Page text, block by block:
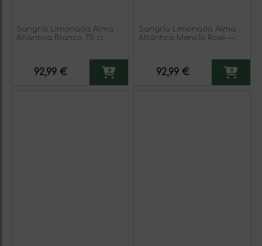
Sangría Limonada Alma
Atlántica Blanco 75 cl
92,99 €
Sangría Limonada Alma
Atlántica Mencía Rosé —
92,99 €